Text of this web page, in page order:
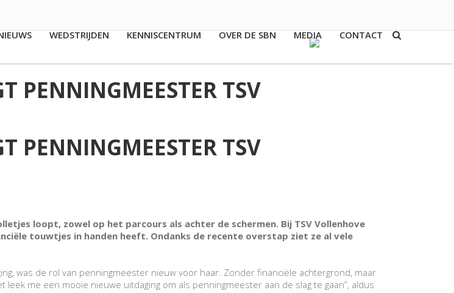
WEDSTRIJDEN KENNISCENTRUM OVER DE SBN MEDIA CONTACT
PENNINGMEESTER TSV
PENNINGMEESTER TSV
loopt, zowel op het parcours als achter de schermen. Bij TSV Vollenhove
touwtjes in handen heeft. Ondanks de recente overstap ziet ze al vele
was de rol van penningmeester nieuw voor haar. Zonder financiële achtergrond, maar
me een mooie nieuwe uitdaging om als penningmeester aan de slag te gaan”, aldus